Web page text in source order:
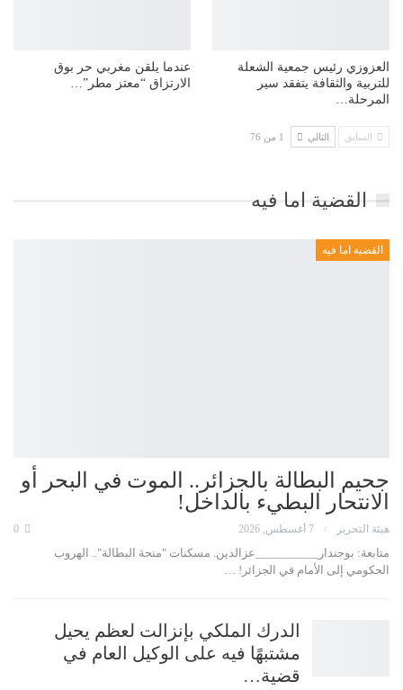
العزوزي رئيس جمعية الشعلة
للتربية والثقافة يتفقد سير
المرحلة…
عندما يلقن مغربي حر بوق
الارتزاق “معتز مطر”…
السابق التالي 1 من 76
القضية اما فيه
القضية اما فيه
جحيم البطالة بالجزائر.. الموت في البحر أو
الانتحار البطيء بالداخل!
هيئة التحرير 7 أغسطس, 2026
متابعة: بوجندار__________عزالدين. مسكنات "منحة البطالة".. الهروب
الحكومي إلى الأمام في الجزائر! …
الدرك الملكي بإنزالت لعظم يحيل
مشتبهًا فيه على الوكيل العام في
قضية…